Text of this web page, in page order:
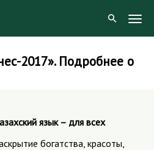
2017». Подробнее о
язык – для всех
богатства, красоты,